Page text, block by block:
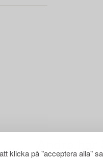
klicka på "acceptera alla"